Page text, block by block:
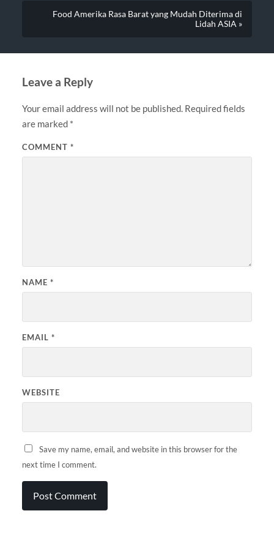
Food Amerika Rasa Barat yang Mudah Diterima di
Lidah ASIA »
Leave a Reply
Your email address will not be published. Required fields
are marked *
COMMENT *
NAME *
EMAIL *
WEBSITE
Save my name, email, and website in this browser for the
next time I comment.